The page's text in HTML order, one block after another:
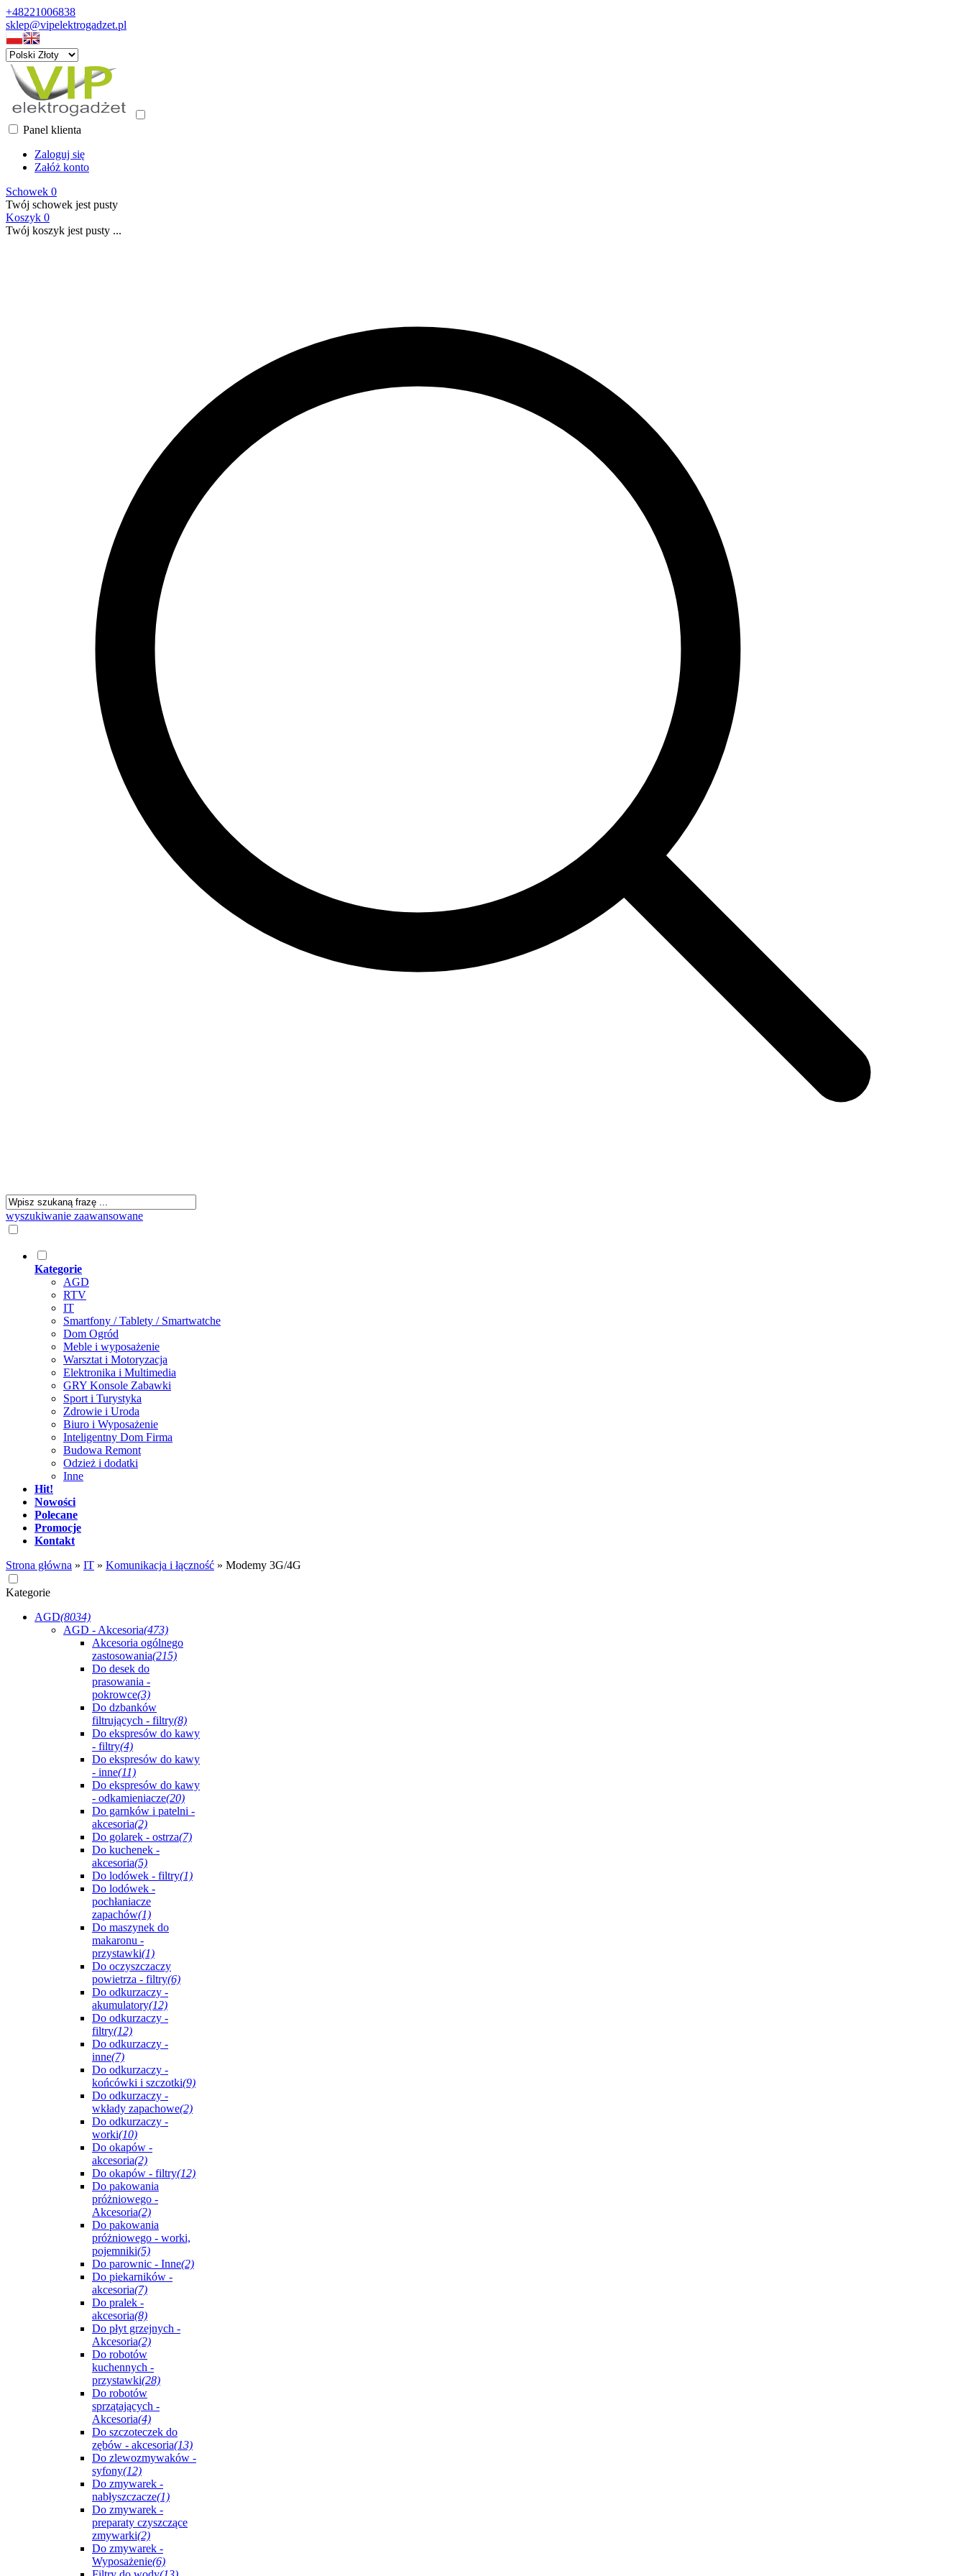
+48221006838
sklep@vipelektrogadzet.pl
Panel klienta
Zaloguj się
Załóż konto
Schowek 0
Twój schowek jest pusty
Koszyk 0
Twój koszyk jest pusty ...
wyszukiwanie zaawansowane
Kategorie
AGD
RTV
IT
Smartfony / Tablety / Smartwatche
Dom Ogród
Meble i wyposażenie
Warsztat i Motoryzacja
Elektronika i Multimedia
GRY Konsole Zabawki
Sport i Turystyka
Zdrowie i Uroda
Biuro i Wyposażenie
Inteligentny Dom Firma
Budowa Remont
Odzież i dodatki
Inne
Hit!
Nowości
Polecane
Promocje
Kontakt
Strona główna » IT » Komunikacja i łączność » Modemy 3G/4G
Kategorie
AGD(8034)
AGD - Akcesoria(473)
Akcesoria ogólnego
zastosowania(215)
Do desek do
prasowania -
pokrowce(3)
Do dzbanków
filtrujących - filtry(8)
Do ekspresów do kawy
- filtry(4)
Do ekspresów do kawy
- inne(11)
Do ekspresów do kawy
- odkamieniacze(20)
Do garnków i patelni -
akcesoria(2)
Do golarek - ostrza(7)
Do kuchenek -
akcesoria(5)
Do lodówek - filtry(1)
Do lodówek -
pochłaniacze
zapachów(1)
Do maszynek do
makaronu -
przystawki(1)
Do oczyszczaczy
powietrza - filtry(6)
Do odkurzaczy -
akumulatory(12)
Do odkurzaczy -
filtry(12)
Do odkurzaczy -
inne(7)
Do odkurzaczy -
końcówki i szczotki(9)
Do odkurzaczy -
wkłady zapachowe(2)
Do odkurzaczy -
worki(10)
Do okapów -
akcesoria(2)
Do okapów - filtry(12)
Do pakowania
próżniowego -
Akcesoria(2)
Do pakowania
próżniowego - worki,
pojemniki(5)
Do parownic - Inne(2)
Do piekarników -
akcesoria(7)
Do pralek -
akcesoria(8)
Do płyt grzejnych -
Akcesoria(2)
Do robotów
kuchennych -
przystawki(28)
Do robotów
sprzątających -
Akcesoria(4)
Do szczoteczek do
zębów - akcesoria(13)
Do zlewozmywaków -
syfony(12)
Do zmywarek -
nabłyszczacze(1)
Do zmywarek -
preparaty czyszczące
zmywarki(2)
Do zmywarek -
Wyposażenie(6)